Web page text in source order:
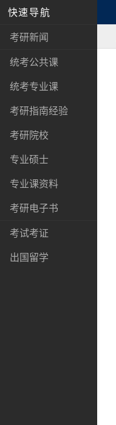
快速导航
考研新闻
统考公共课
统考专业课
考研指南经验
考研院校
专业硕士
专业课资料
考研电子书
考试考证
出国留学